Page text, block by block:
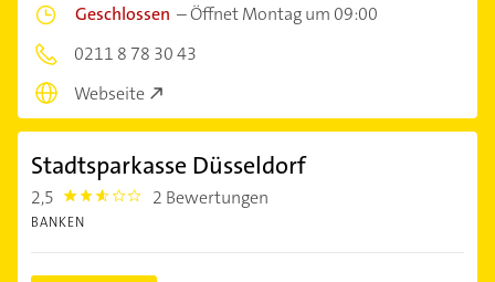
Geschlossen –Öffnet Montag um 09:00
0211 8 78 30 43
Webseite
Stadtsparkasse Düsseldorf
2,5 2.5 2 Bewertungen
BANKEN